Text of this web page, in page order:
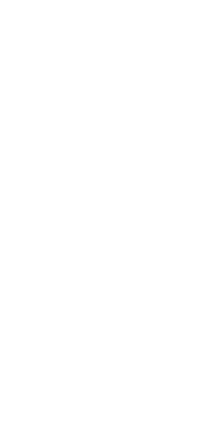
araç ve gereçleri tanıyacak,
veya isminizi stilize bir
tasarımını, özel mürekkep
koruma altına
ve sanatçınızla
çayı veya kahvesi ve
değil, aynı zamanda yeni
dekoratif bir pirinç çerçeve
deneyiminizin somut,
bir sertifika ile
hem de unutulmaz bir anı